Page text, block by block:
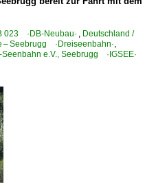
023 ·DB-Neubau· , Deutschland /
Seebrugg ·Dreiseenbahn·,
e.V., Seebrugg ·IGSEE·